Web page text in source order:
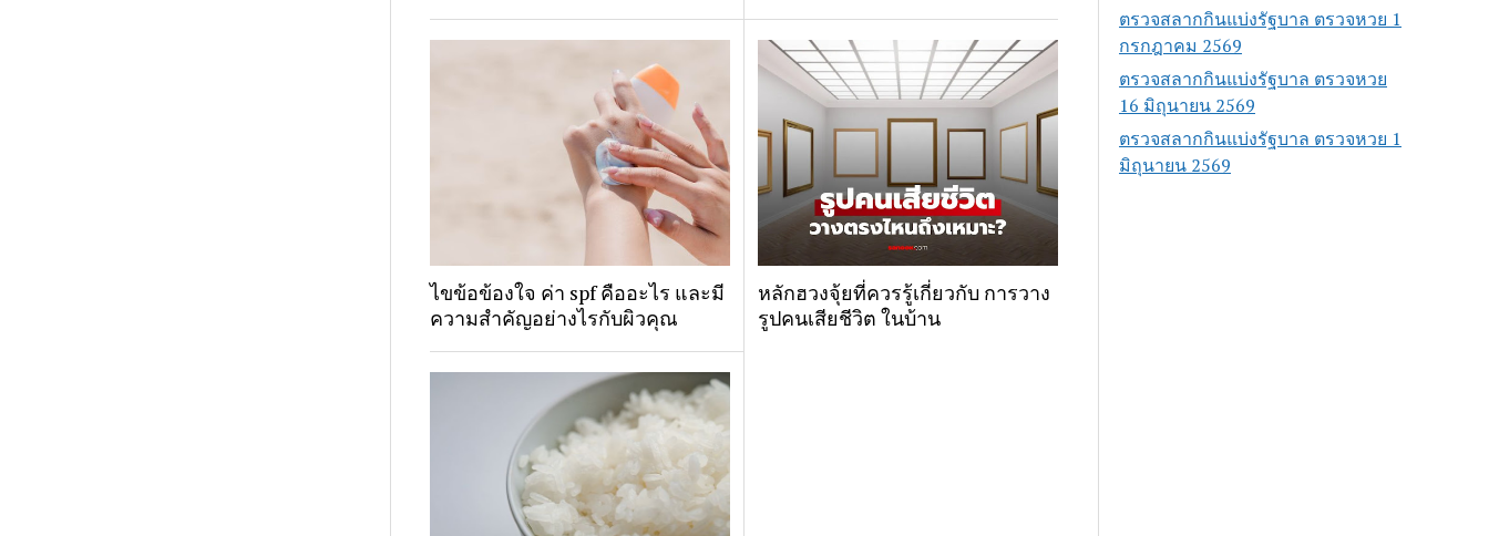
ไขข้อข้องใจ ค่า spf คืออะไร และมี
ความสำคัญอย่างไรกับผิวคุณ
หลักฮวงจุ้ยที่ควรรู้เกี่ยวกับ การวาง
รูปคนเสียชีวิต ในบ้าน
ตรวจสลากกินแบ่งรัฐบาล ตรวจหวย 1
กรกฎาคม 2569
ตรวจสลากกินแบ่งรัฐบาล ตรวจหวย
16 มิถุนายน 2569
ตรวจสลากกินแบ่งรัฐบาล ตรวจหวย 1
มิถุนายน 2569